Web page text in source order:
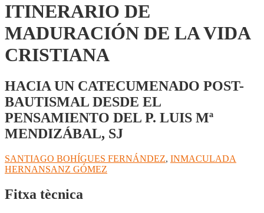
ITINERARIO DE
MADURACIÓN DE LA VIDA
CRISTIANA
HACIA UN CATECUMENADO POST-
BAUTISMAL DESDE EL
PENSAMIENTO DEL P. LUIS Mª
MENDIZÁBAL, SJ
SANTIAGO BOHÍGUES FERNÁNDEZ, INMACULADA
HERNANSANZ GÓMEZ
Fitxa tècnica